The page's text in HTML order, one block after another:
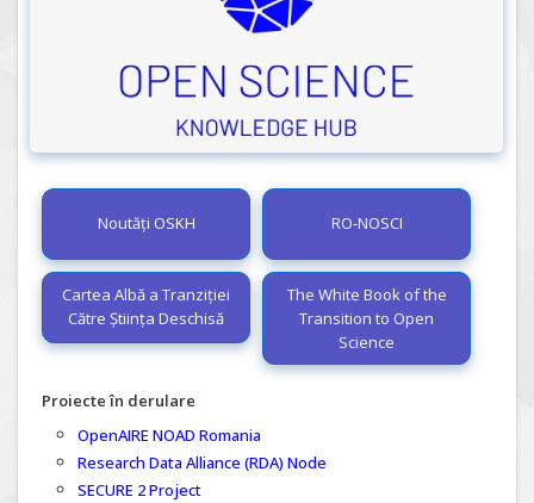
Noutăți OSKH RO-NOSCI
Cartea Albă a Tranziției
Către Știința Deschisă
The White Book of the
Transition to Open
Science
Proiecte în derulare
OpenAIRE NOAD Romania
Research Data Alliance (RDA) Node
SECURE 2 Project